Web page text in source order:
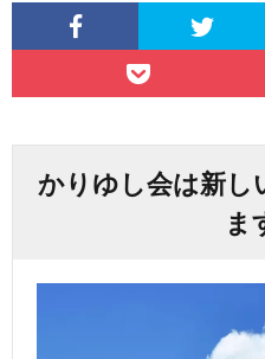
かりゆし会は新し
ま